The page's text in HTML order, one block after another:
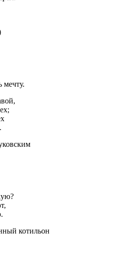
мечту.
котильон